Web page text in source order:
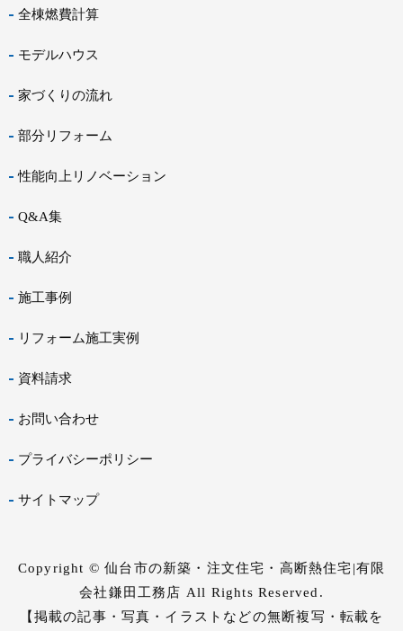
全棟燃費計算
モデルハウス
家づくりの流れ
部分リフォーム
性能向上リノベーション
Q&A集
職人紹介
施工事例
リフォーム施工実例
資料請求
お問い合わせ
プライバシーポリシー
サイトマップ
Copyright © 仙台市の新築・注文住宅・高断熱住宅|有限
会社鎌田工務店 All Rights Reserved.
【掲載の記事・写真・イラストなどの無断複写・転載を